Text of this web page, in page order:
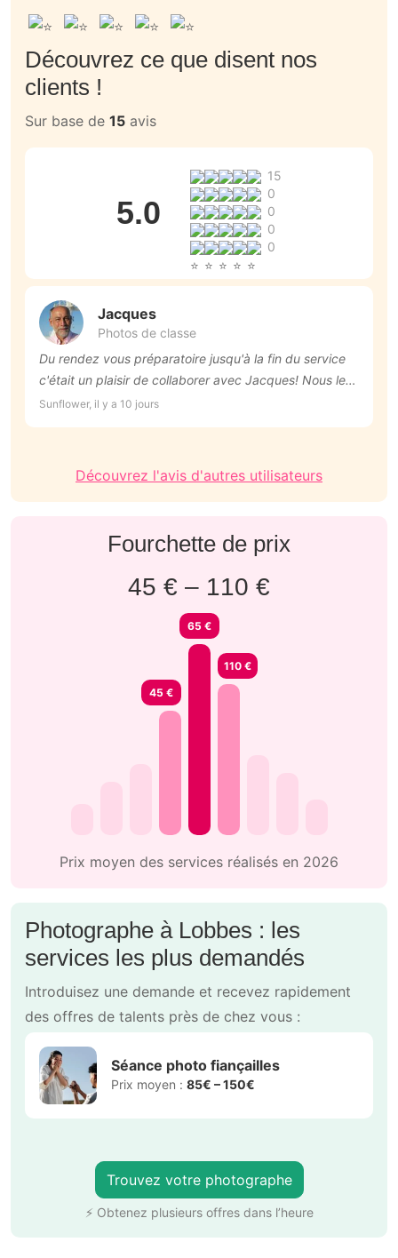
Découvrez ce que disent nos
clients !
Sur base de 15 avis
5.0
15
0
0
0
0
Jacques
Photos de classe
Du rendez vous préparatoire jusqu'à la fin du service
c'était un plaisir de collaborer avec Jacques! Nous le
recommandons vivement.
Sunflower, il y a 10 jours
Découvrez l'avis d'autres utilisateurs
Fourchette de prix
45 € – 110 €
45 €
65 €
110 €
Prix moyen des services réalisés en 2026
Photographe à Lobbes : les
services les plus demandés
Introduisez une demande et recevez rapidement
des offres de talents près de chez vous :
Séance photo fiançailles
Prix moyen : 85€ – 150€
Trouvez votre photographe
⚡ Obtenez plusieurs offres dans l’heure